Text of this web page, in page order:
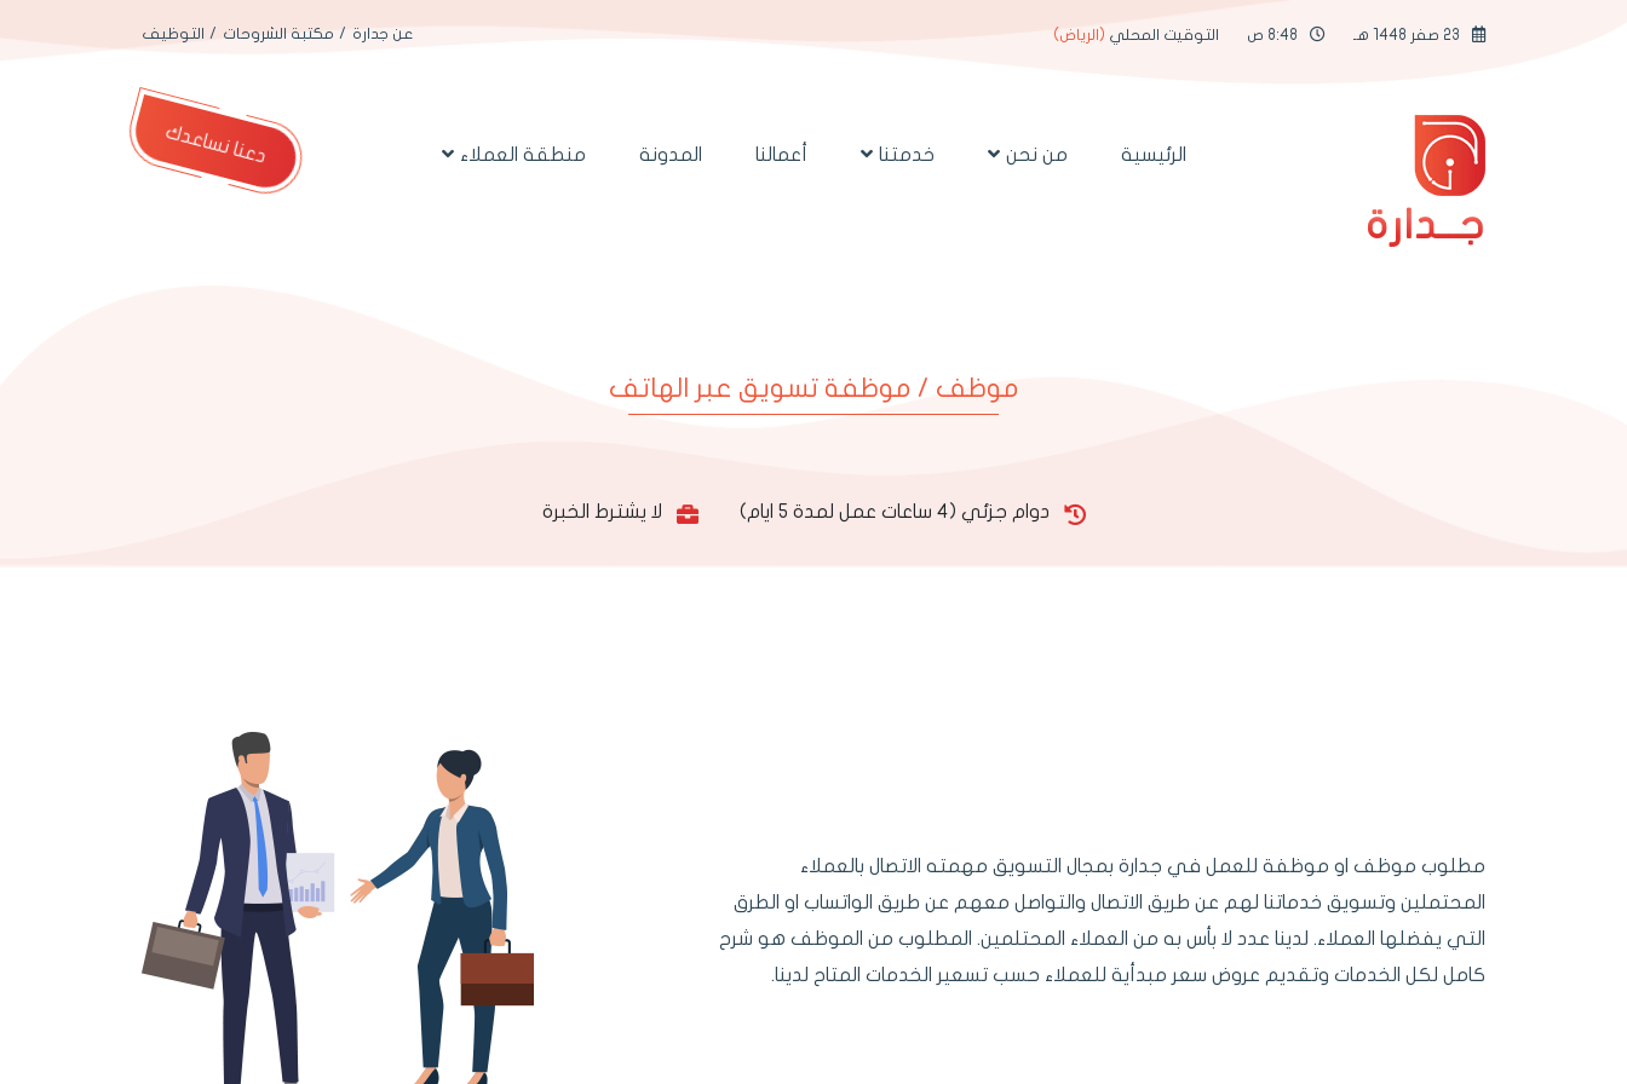
التوقيت المحلي (الرياض) عن جدارة مكتبة الشروحات التوظيف
جــدارة
الرئيسية من نحن خدمتنا أعمالنا المدونة منطقة العملاء دعنا نساعدك
موظف / موظفة تسويق عبر الهاتف
دوام جزئي (4 ساعات عمل لمدة 5 ايام) لا يشترط الخبرة
مطلوب موظف او موظفة للعمل في جدارة بمجال التسويق مهمته الاتصال بالعملاء
المحتملين وتسويق خدماتنا لهم عن طريق الاتصال والتواصل معهم عن طريق الواتساب او الطرق
التي يفضلها العملاء. لدينا عدد لا بأس به من العملاء المحتلمين. المطلوب من الموظف هو شرح
كامل لكل الخدمات وتقديم عروض سعر مبدأية للعملاء حسب تسعير الخدمات المتاح لدينا.